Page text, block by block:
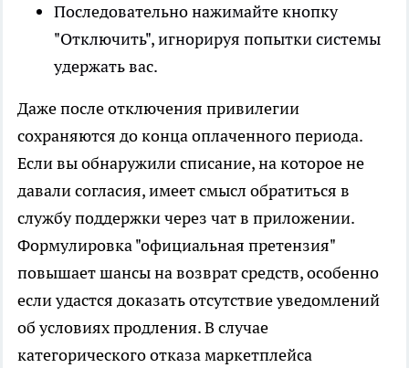
Последовательно нажимайте кнопку
"Отключить", игнорируя попытки системы
удержать вас.
Даже после отключения привилегии
сохраняются до конца оплаченного периода.
Если вы обнаружили списание, на которое не
давали согласия, имеет смысл обратиться в
службу поддержки через чат в приложении.
Формулировка "официальная претензия"
повышает шансы на возврат средств, особенно
если удастся доказать отсутствие уведомлений
об условиях продления. В случае
категорического отказа маркетплейса